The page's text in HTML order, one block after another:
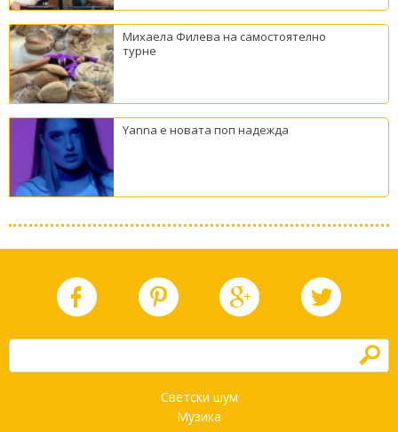
Михаела Филева на самостоятелно
турне
Yanna е новата поп надежда
h
Светски шум
Музика